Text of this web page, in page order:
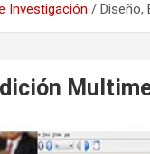
Investigación Diseño,